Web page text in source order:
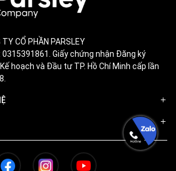
CỔ PHẦN PARSLEY
0315391861. Giấy chứng nhận Đăng ký
hoạch và Đầu tư TP. Hồ Chí Minh cấp lần